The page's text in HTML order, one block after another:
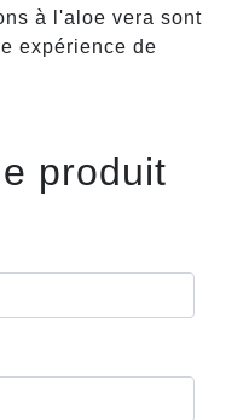
à l'aloe vera sont
expérience de
produit